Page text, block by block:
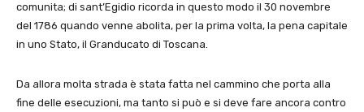
comunita; di sant’Egidio ricorda in questo modo il 30 novembre
del 1786 quando venne abolita, per la prima volta, la pena capitale
in uno Stato, il Granducato di Toscana.
Da allora molta strada è stata fatta nel cammino che porta alla
fine delle esecuzioni, ma tanto si può e si deve fare ancora contro